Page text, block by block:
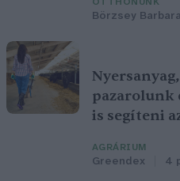
Börzsey Barbara
is segíteni
AGRÁRIUM
Greendex 4